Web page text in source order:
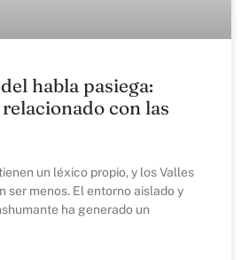
habla pasiega:
con las
un léxico propio, y los Valles
ser menos. El entorno aislado y
ha generado un